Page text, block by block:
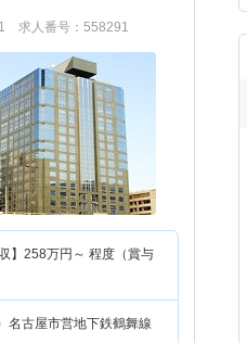
求人番号：558291
】 258万円～ 程度（賞与
名古屋市営地下鉄鶴舞線